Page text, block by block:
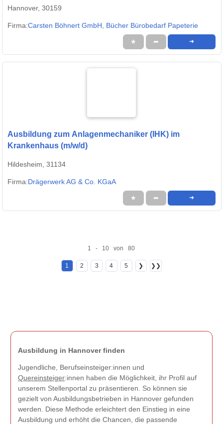
Hannover, 30159
Firma:Carsten Böhnert GmbH, Bücher Bürobedarf Papeterie
★ ➦ ➜
Ausbildung zum Anlagenmechaniker (IHK) im
Krankenhaus (m/w/d)
Hildesheim, 31134
Firma:Drägerwerk AG & Co. KGaA
★ ➦ ➜
1 - 10 von 80
1 2 3 4 5 ❯ ❯❯
Ausbildung in Hannover finden
Jugendliche, Berufseinsteiger:innen und
Quereinsteiger:innen haben die Möglichkeit, ihr Profil auf
unserem Stellenportal zu präsentieren. So können sie
gezielt von Ausbildungsbetrieben in Hannover gefunden
werden. Diese Methode erleichtert den Einstieg in eine
Ausbildung und erhöht die Chancen, die passende